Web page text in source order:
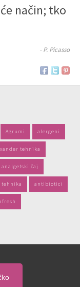
način; tko
- P. Picasso
Agrumi alergeni
tehnika
analgetski čaj
tehnika antibiotici